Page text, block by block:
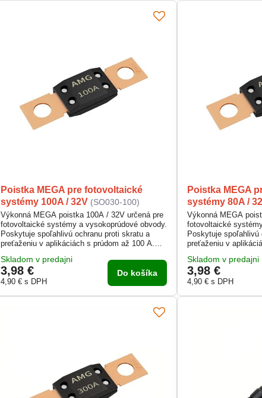
Poistka MEGA pre fotovoltaické
systémy 100A / 32V (SO030-100)
Výkonná MEGA poistka 100A / 32V určená pre
fotovoltaické systémy a vysokoprúdové obvody.
Poskytuje spoľahlivú ochranu proti skratu a
preťaženiu v aplikáciách s prúdom až 100 A.
integrovaným chladičom pre dlhú životnosť.
Vhodná pre autá, nákladné vozidlá, stroje či
solárne inštalácie.
Skladom v predajni
3,98 €
4,90 €s DPH
Do košíka
Poistka MEGA
systémy 80A /
Výkonná MEGA
fotovoltaické
Poskytuje spoľahlivú
preťaženiu v
integrovaným
Vhodná pre autá,
solárne inštalácie.
Skladom v predajni
3,98 €
4,90 €s DPH